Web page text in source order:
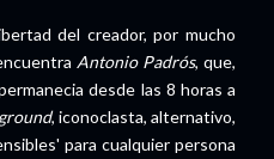
del creador, por mucho
Antonio Padrós, que,
desde las 8 horas a
, iconoclasta, alternativo,
para cualquier persona